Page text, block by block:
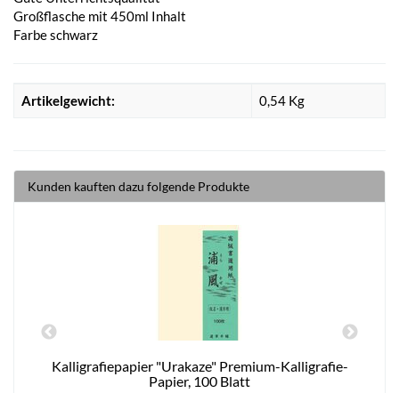
Großflasche mit 450ml Inhalt
Farbe schwarz
Artikelgewicht: 0,54 Kg
Kunden kauften dazu folgende Produkte
Kalligrafiepapier "Urakaze" Premium-Kalligrafie-
Papier, 100 Blatt